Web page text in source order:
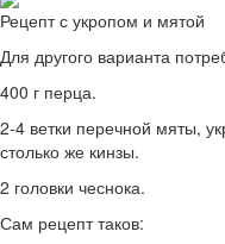
Рецепт с укропом и мятой
Для другого варианта
400 г перца.
2-4 ветки перечной мяты,
столько же кинзы.
2 головки чеснока.
Сам рецепт таков: